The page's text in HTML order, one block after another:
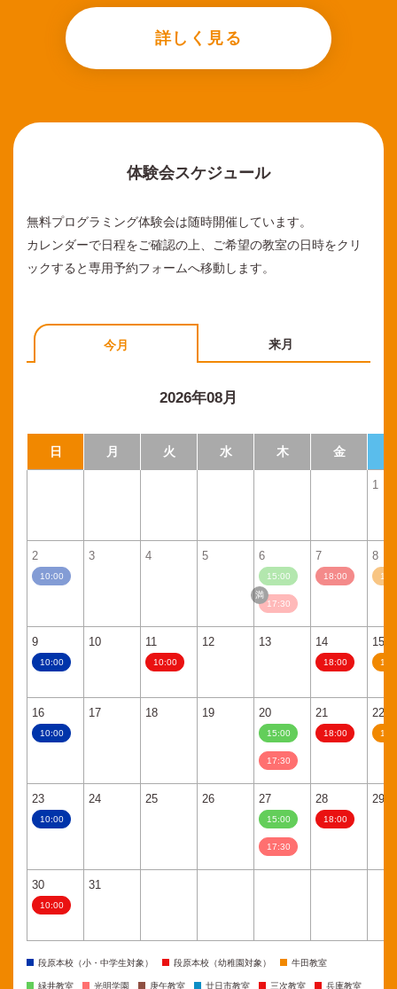
詳しく見る
体験会スケジュール
無料プログラミング体験会は随時開催しています。
カレンダーで日程をご確認の上、ご希望の教室の日時をクリ
ックすると専用予約フォームへ移動します。
今月 来月
2026年08月
日 月 火 水 木 金
1
2
10:00
3 4 5 6
15:00
17:30
7
18:00
8
9
10:00
10 11
10:00
12 13 14
18:00
15
16
10:00
17 18 19 20
15:00
17:30
21
18:00
22
23
10:00
24 25 26 27
15:00
17:30
28
18:00
29
30
10:00
31
段原本校（小・中学生対象） 段原本校（幼稚園対象） 牛田教室
緑井教室 光明学園 庚午教室 廿日市教室 三次教室 兵庫教室